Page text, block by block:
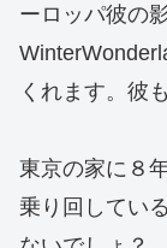
ーロッパ彼の
くれます。彼
東京の家に８
乗り回してい